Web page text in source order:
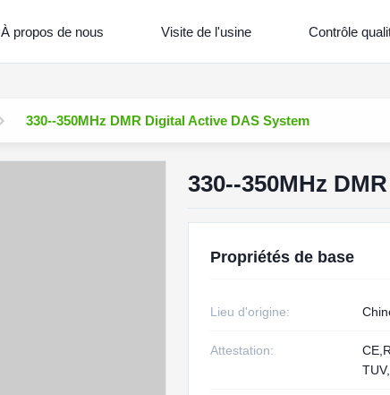
À propos de nous Visite de l'usine Contrôle
330--350MHz DMR Digital Active DAS System
330--350MHz
Propriétés de base
Lieu d'origine:
Attestation: